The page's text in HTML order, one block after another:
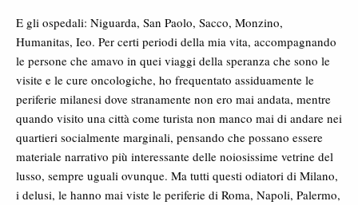
E gli ospedali: Niguarda, San Paolo, Sacco, Monzino,
Humanitas, Ieo. Per certi periodi della mia vita, accompagnando
le persone che amavo in quei viaggi della speranza che sono le
visite e le cure oncologiche, ho frequentato assiduamente le
periferie milanesi dove stranamente non ero mai andata, mentre
quando visito una città come turista non manco mai di andare nei
quartieri socialmente marginali, pensando che possano essere
materiale narrativo più interessante delle noiosissime vetrine del
lusso, sempre uguali ovunque. Ma tutti questi odiatori di Milano,
i delusi, le hanno mai viste le periferie di Roma, Napoli, Palermo,